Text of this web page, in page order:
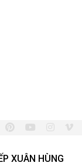
XUÂN HÙNG